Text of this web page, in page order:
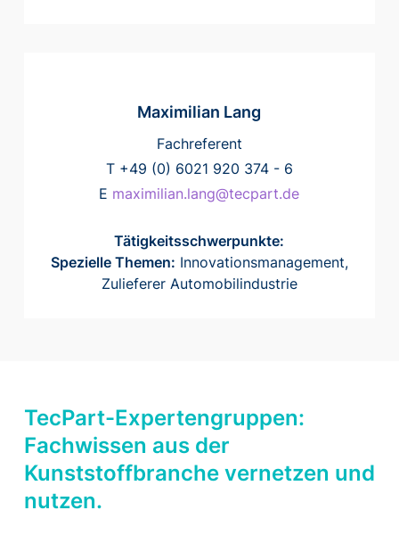
Maximilian Lang
Fachreferent
T +49 (0) 6021 920 374 - 6
E maximilian.lang@tecpart.de
Tätigkeitsschwerpunkte:
Spezielle Themen: Innovationsmanagement,
Zulieferer Automobilindustrie
TecPart-Expertengruppen:
Fachwissen aus der
Kunststoffbranche vernetzen und
nutzen.